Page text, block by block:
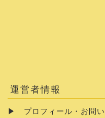
運営者情報
▶ プロフィール・お問